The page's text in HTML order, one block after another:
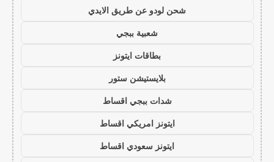
شحن لودو عن طريق الايدي
شعبية ببجي
بطاقات ايتونز
بلايستيشن ستور
شدات ببجي اقساط
ايتونز امريكي اقساط
ايتونز سعودي اقساط